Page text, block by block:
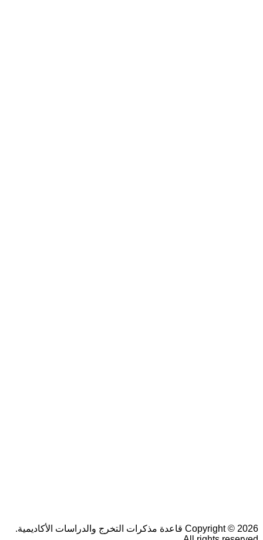
Copyright © 2026 قاعدة مذكرات التخرج والدراسات الأكاديمية.